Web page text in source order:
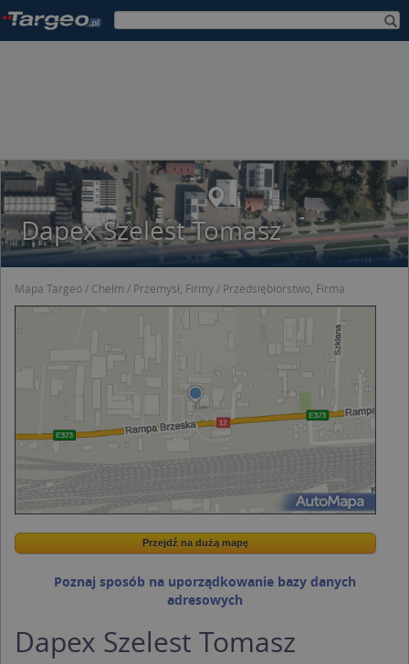
Dapex Szelest Tomasz
Mapa Targeo Chełm Przemysł, Firmy Przedsiębiorstwo, Firma
Wstaw tę mapkę na swoją stronę
Przejdź na dużą mapę
Przejdź na dużą mapę
Poznaj sposób na uporządkowanie bazy danych
adresowych
Dapex Szelest Tomasz